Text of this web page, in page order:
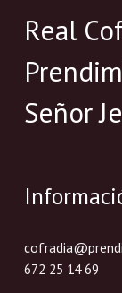
Real
Señor
672 25 14 69